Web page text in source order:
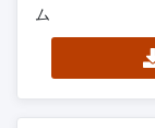
ム